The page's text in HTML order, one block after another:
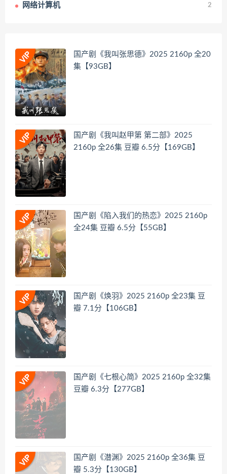
网络计算机 2
国产剧《我叫张思德》2025 2160p 全20
集【93GB】
国产剧《我叫赵甲第 第二部》2025
2160p 全26集 豆瓣 6.5分【169GB】
国产剧《陷入我们的热恋》2025 2160p
全24集 豆瓣 6.5分【55GB】
国产剧《焕羽》2025 2160p 全23集 豆
瓣 7.1分【106GB】
国产剧《七根心简》2025 2160p 全32集
豆瓣 6.3分【277GB】
国产剧《潜渊》2025 2160p 全36集 豆
瓣 5.3分【130GB】